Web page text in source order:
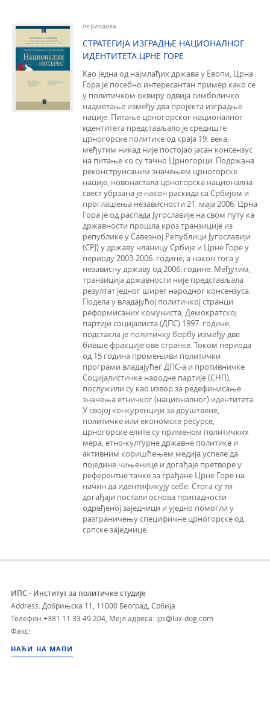
периодика
СТРАТЕГИЈА ИЗГРАДЊЕ НАЦИОНАЛНОГ
ИДЕНТИТЕТА ЦРНЕ ГОРЕ
Као једна од најмлађих држава у Евопи, Црна
Гора је посебно интересантан пример како се
у политичком оквиру одвија симболичко
надметање између два пројекта изградње
нације. Питање црногорског националног
идентитета представљало је средиште
црногорске политике од краја 19. века,
међутим никад није постојао јасан консензус
на питање ко су тачно Црногорци. Подржана
реконструисаним значењем црногорске
нације, новонастала црногорска национална
свест убрзана је након раскида са Србијом и
проглашења независности 21. маја 2006. Црна
Гора је од распада Југославије на свом путу ка
државности прошла кроз транзиције из
републике у Савезној Републици Југославији
(СРЈ) у државу чланицу Србије и Црне Горе у
периоду 2003-2006. године, а након тога у
независну државу од 2006. године. Међутим,
транзиција државности није представљала
резултат једног ширег народног консензуса.
Подела у владајућој политичкој странци
реформисаних комуниста, Демократској
партији социјалиста (ДПС) 1997. године,
подстакла је политичку борбу између две
бивше фракције ове странке. Током периода
од 15 година промењиви политички
програми владајућег ДПС-а и противничке
Социјалистичке народне партије (СНП),
послужили су као извор за редефинисање
значења етничког (националног) идентитета.
У својој конкуренцији за друштвене,
политичке или економске ресурсе,
црногорске елите су применом политичких
мера, етно-културне државне политике и
активним коришћењем медија успеле да
поједине чињенице и догађаје претворе у
референтне тачке за грађане Црне Горе на
начин да идентификују себе. Стога су ти
догађаји постали основа припадности
одређеној заједници и уједно помогли у
разграничењу специфичне црногорске од
српске заједнице.
ИПС - Институт за политичке студије
Address: Добрињска 11, 11000 Београд, Србија
Телефон +381 11 33 49 204 Мејл адреса: ips@lux-dog.com
Факс:
НАЂИ НА МАПИ